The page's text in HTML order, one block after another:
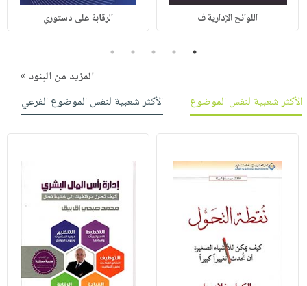
اللوائح الإدارية ف الرقابة على دستوري
1
2
3
4
5
المزيد من البنود »
الأكثر شعبية لنفس الموضوع
الأكثر شعبية لنفس الموضوع الفرعي